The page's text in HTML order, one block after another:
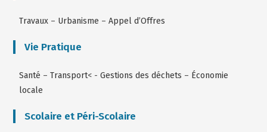
Travaux – Urbanisme –Appel d’Offres
Vie Pratique
Santé –Transport< -Gestions des déchets – Économie
locale
Scolaire et Péri-Scolaire